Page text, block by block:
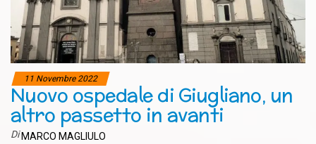
11 Novembre 2022
Nuovo ospedale di Giugliano, un
altro passetto in avanti
Di MARCO MAGLIULO